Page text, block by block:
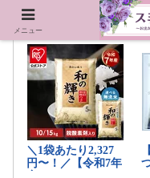
メニュー